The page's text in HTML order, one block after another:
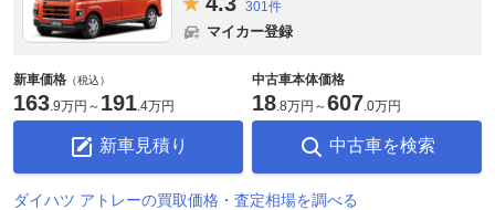
301件
マイカー登録
新車価格 （税込）
163.9万円 ～ 191.4万円
新車見積り
中古車本体価格
18.8万円 ～607.0万円
中古車を検索
ダイハツ アトレーの買取価格・査定相場を調べる